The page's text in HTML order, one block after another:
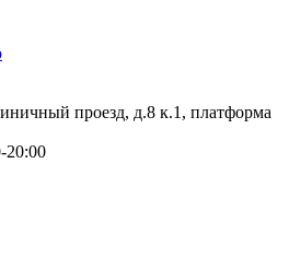
проезд, д.8 к.1, платформа
20:00